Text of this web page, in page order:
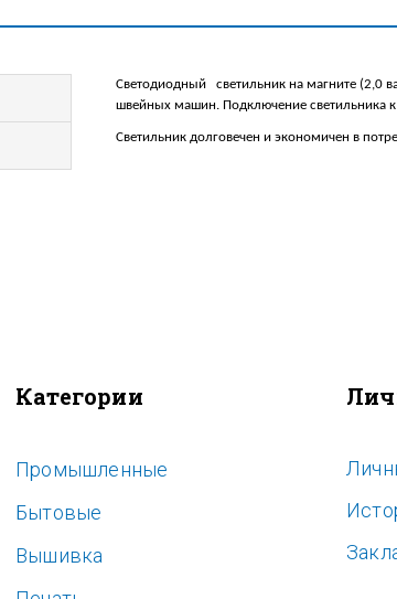
Светодиодный   светильник на магните (2,0
швейных машин. Подключение светильника
Светильник долговечен и экономичен в
Категории
Промышленные
Бытовые
Вышивка